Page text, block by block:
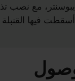
مع نصب
أسقطت فيها القنبلة